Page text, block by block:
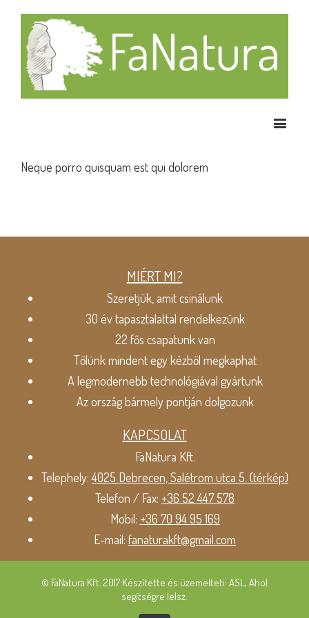
Neque porro quisquam est qui dolorem
MIÉRT MI?
Szeretjük, amit csinálunk
30 év tapasztalattal rendelkezünk
22 fős csapatunk van
Tőlünk mindent egy kézből megkaphat
A legmodernebb technológiával gyártunk
Az ország bármely pontján dolgozunk
KAPCSOLAT
FaNatura Kft.
Telephely:4025 Debrecen, Salétrom utca 5. (térkép)
Telefon / Fax: +36 52 447 578
Mobil: +36 70 94 95 169
E-mail: fanaturakft@gmail.com
© FaNatura Kft. 2017 Készítette és üzemelteti: ASL, Ahol
segítségre lelsz.